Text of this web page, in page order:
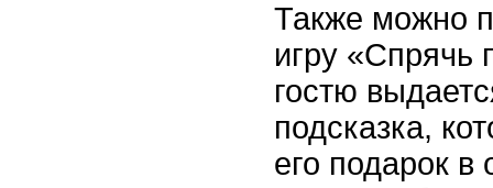
Также можно
игру «Спрячь
гостю
подсказка,
его подарок